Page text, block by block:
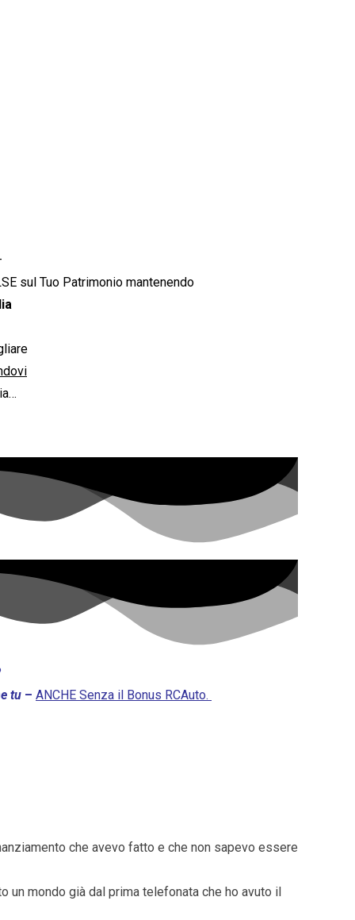
sul Tuo Patrimonio mantenendo
tu – ANCHE Senza il Bonus RCAuto.
che avevo fatto e che non sapevo essere
un mondo già dal prima telefonata che ho avuto il